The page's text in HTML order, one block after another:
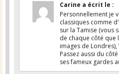
Carine a écrit le :
Personnellement je
classiques comme
sur la Tamise (vous
de chaque côté que
images de
Passez aussi du
ses fameux gardes